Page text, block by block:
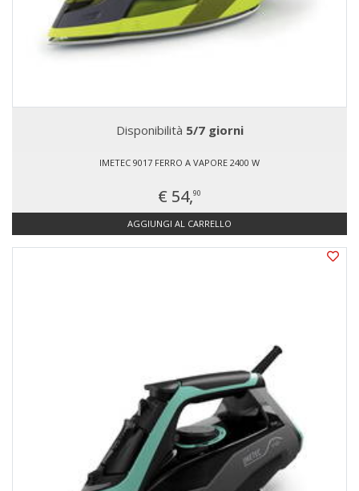
Disponibilità 5/7 giorni
IMETEC 9017 FERRO A VAPORE 2400 W
€ 54,90
AGGIUNGI AL CARRELLO